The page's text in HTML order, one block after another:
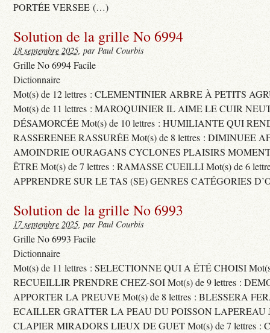
PORTÉE VERSEE (…)
Solution de la grille No 6994
18 septembre 2025, par Paul Courbis
Grille No 6994 Facile
Dictionnaire
Mot(s) de 12 lettres : CLEMENTINIER ARBRE À PETITS
Mot(s) de 11 lettres : MAROQUINIER IL AIME LE CUIR
DÉSAMORCÉE Mot(s) de 10 lettres : HUMILIANTE QUI
RASSERENEE RASSURÉE Mot(s) de 8 lettres : DIMINUEE
AMOINDRIE OURAGANS CYCLONES PLAISIRS
ÊTRE Mot(s) de 7 lettres : RAMASSE CUEILLI Mot(s) de 6
APPRENDRE SUR LE TAS (SE) GENRES CATÉGORIES
Solution de la grille No 6993
17 septembre 2025, par Paul Courbis
Grille No 6993 Facile
Dictionnaire
Mot(s) de 11 lettres : SELECTIONNE QUI A ÉTÉ CHOISI
RECUEILLIR PRENDRE CHEZ-SOI Mot(s) de 9 lettres :
APPORTER LA PREUVE Mot(s) de 8 lettres : BLESSERA
ECAILLER GRATTER LA PEAU DU POISSON LAPEREAU
CLAPIER MIRADORS LIEUX DE GUET Mot(s) de 7 lettres :